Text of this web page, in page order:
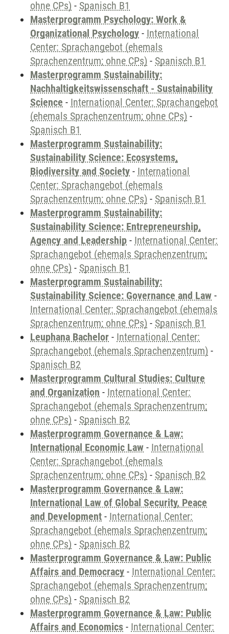
ohne CPs) - Spanisch B1
Masterprogramm Psychology: Work &
Organizational Psychology - International
Center: Sprachangebot (ehemals
Sprachenzentrum; ohne CPs) - Spanisch B1
Masterprogramm Sustainability:
Nachhaltigkeitswissenschaft - Sustainability
Science - International Center: Sprachangebot
(ehemals Sprachenzentrum; ohne CPs) -
Spanisch B1
Masterprogramm Sustainability:
Sustainability Science: Ecosystems,
Biodiversity and Society - International
Center: Sprachangebot (ehemals
Sprachenzentrum; ohne CPs) - Spanisch B1
Masterprogramm Sustainability:
Sustainability Science: Entrepreneurship,
Agency and Leadership - International Center:
Sprachangebot (ehemals Sprachenzentrum;
ohne CPs) - Spanisch B1
Masterprogramm Sustainability:
Sustainability Science: Governance and Law -
International Center: Sprachangebot (ehemals
Sprachenzentrum; ohne CPs) - Spanisch B1
Leuphana Bachelor - International Center:
Sprachangebot (ehemals Sprachenzentrum) -
Spanisch B2
Masterprogramm Cultural Studies: Culture
and Organization - International Center:
Sprachangebot (ehemals Sprachenzentrum;
ohne CPs) - Spanisch B2
Masterprogramm Governance & Law:
International Economic Law - International
Center: Sprachangebot (ehemals
Sprachenzentrum; ohne CPs) - Spanisch B2
Masterprogramm Governance & Law:
International Law of Global Security, Peace
and Development - International Center:
Sprachangebot (ehemals Sprachenzentrum;
ohne CPs) - Spanisch B2
Masterprogramm Governance & Law: Public
Affairs and Democracy - International Center:
Sprachangebot (ehemals Sprachenzentrum;
ohne CPs) - Spanisch B2
Masterprogramm Governance & Law: Public
Affairs and Economics - International Center: